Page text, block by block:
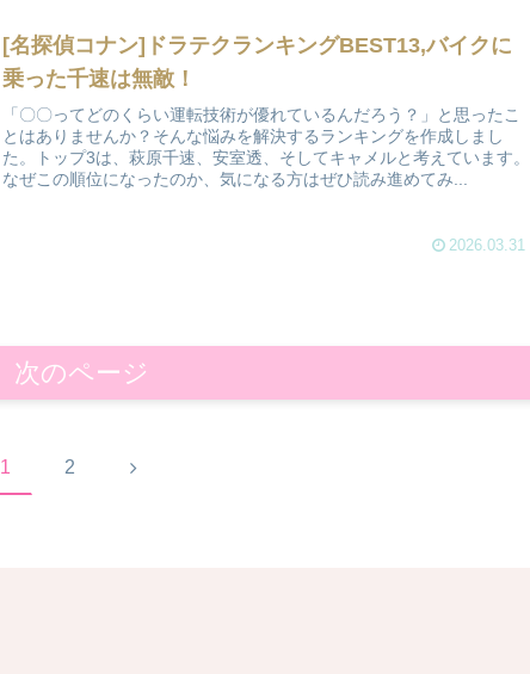
[名探偵コナン]ドラテクランキングBEST13,バイクに
乗った千速は無敵！
「〇〇ってどのくらい運転技術が優れているんだろう？」と思ったこ
とはありませんか？そんな悩みを解決するランキングを作成しまし
た。トップ3は、萩原千速、安室透、そしてキャメルと考えています。
なぜこの順位になったのか、気になる方はぜひ読み進めてみ...
2026.03.31
次のページ
1 2 次